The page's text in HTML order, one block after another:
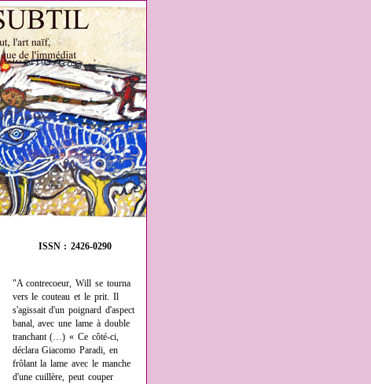
ISSN : 2426-0290
"A contrecoeur, Will se tourna
vers le couteau et le prit. Il
s'agissait d'un poignard d'aspect
banal, avec une lame à double
tranchant (…) « Ce côté-ci,
déclara Giacomo Paradi, en
frôlant la lame avec le manche
d'une cuillère, peut couper